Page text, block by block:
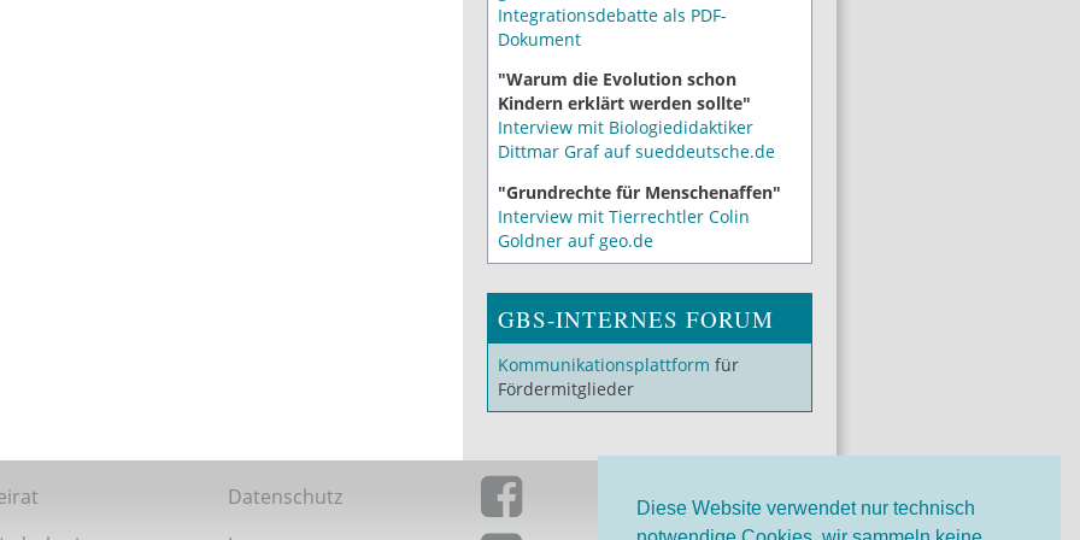
Diese Website verwendet nur technisch
Integrationsdebatte als PDF-
Dokument
"Warum die Evolution schon
Kindern erklärt werden sollte"
Interview mit Biologiedidaktiker
Dittmar Graf auf sueddeutsche.de
"Grundrechte für Menschenaffen"
Interview mit Tierrechtler Colin
Goldner auf geo.de
GBS-INTERNES FORUM
Kommunikationsplattform für
Fördermitglieder
Datenschutz